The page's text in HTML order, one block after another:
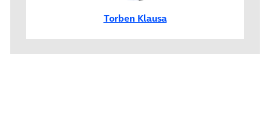
Torben Klausa